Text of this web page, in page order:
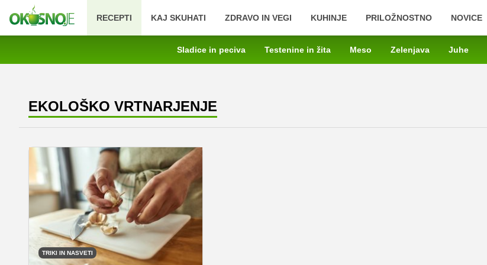
RECEPTI KAJ SKUHATI ZDRAVO IN VEGI KUHINJE PRILOŽNOSTNO NOVICE
Sladice in peciva Testenine in žita Meso Zelenjava Juhe
EKOLOŠKO VRTNARJENJE
TRIKI IN NASVETI